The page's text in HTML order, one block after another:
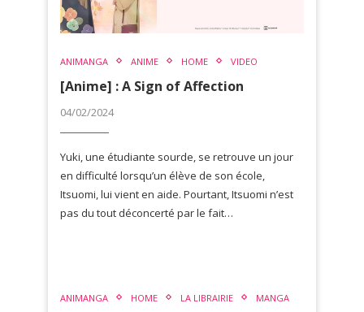
ANIMANGA ANIME HOME VIDEO
[Anime] : A Sign of Affection
04/02/2024
Yuki, une étudiante sourde, se retrouve un jour
en difficulté lorsqu’un élève de son école,
Itsuomi, lui vient en aide. Pourtant, Itsuomi n’est
pas du tout déconcerté par le fait…
ANIMANGA HOME LA LIBRAIRIE MANGA